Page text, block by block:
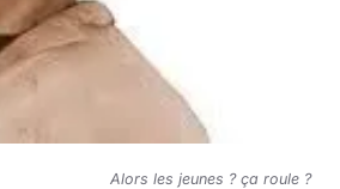
Alors les jeunes ? ça roule ?